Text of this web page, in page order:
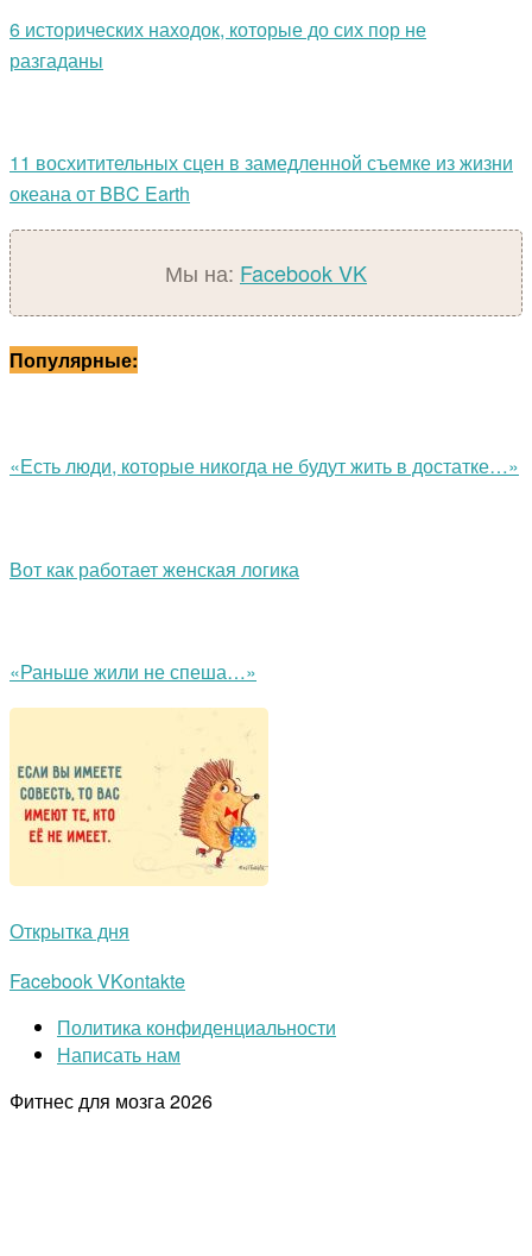
6 исторических находок, которые до сих пор не
разгаданы
11 восхитительных сцен в замедленной съемке из жизни
океана от BBC Earth
Мы на: FacebookVK
Популярные:
«Есть люди, которые никогда не будут жить в достатке…»
Вот как работает женская логика
«Раньше жили не спеша…»
Открытка дня
FacebookVKontakte
Политика конфиденциальности
Написать нам
Фитнес для мозга2026